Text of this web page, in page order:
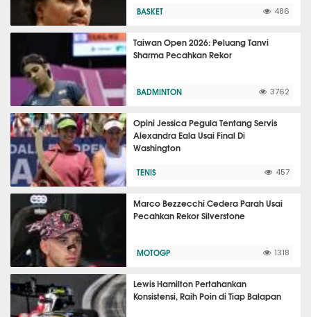
BASKET 486
Taiwan Open 2026: Peluang Tanvi
Sharma Pecahkan Rekor
BADMINTON 3762
Opini Jessica Pegula Tentang Servis
Alexandra Eala Usai Final Di
Washington
TENIS 457
Marco Bezzecchi Cedera Parah Usai
Pecahkan Rekor Silverstone
MOTOGP 1318
Lewis Hamilton Pertahankan
Konsistensi, Raih Poin di Tiap Balapan